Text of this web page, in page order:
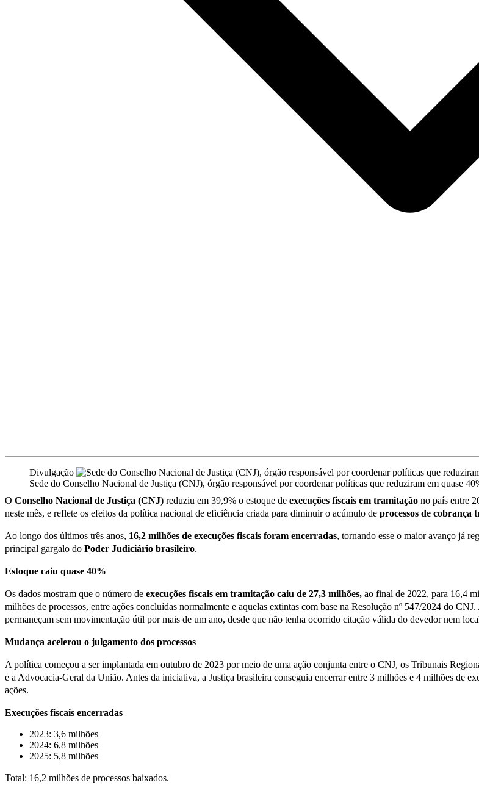
Divulgação
Sede do Conselho Nacional de Justiça (CNJ), órgão responsável por coordenar políticas que reduziram em quase
O Conselho Nacional de Justiça (CNJ) reduziu em 39,9% o estoque de execuções fiscais em tramitação no país entre
neste mês, e reflete os efeitos da política nacional de eficiência criada para diminuir o acúmulo de processos de cobrança
Ao longo dos últimos três anos, 16,2 milhões de execuções fiscais foram encerradas, tornando esse o maior avanço já
principal gargalo do Poder Judiciário brasileiro.
Estoque caiu quase 40%
Os dados mostram que o número de execuções fiscais em tramitação caiu de 27,3 milhões, ao final de 2022, para 16,4
milhões de processos, entre ações concluídas normalmente e aquelas extintas com base na Resolução nº 547/2024 do
permaneçam sem movimentação útil por mais de um ano, desde que não tenha ocorrido citação válida do devedor nem
Mudança acelerou o julgamento dos processos
A política começou a ser implantada em outubro de 2023 por meio de uma ação conjunta entre o CNJ, os Tribunais
e a Advocacia-Geral da União. Antes da iniciativa, a Justiça brasileira conseguia encerrar entre 3 milhões e 4 milhões de
ações.
Execuções fiscais encerradas
2023: 3,6 milhões
2024: 6,8 milhões
2025: 5,8 milhões
Total: 16,2 milhões de processos baixados.